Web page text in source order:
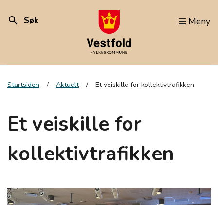
search Søk Meny
Startsiden Aktuelt Et veiskille for kollektivtrafikken
Et veiskille for
kollektivtrafikken